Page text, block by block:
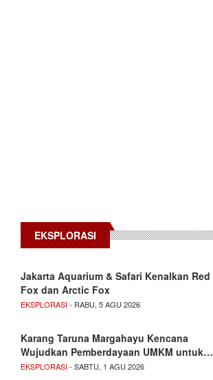
EKSPLORASI
Jakarta Aquarium & Safari Kenalkan Red
Fox dan Arctic Fox
EKSPLORASI- RABU, 5 AGU 2026
Karang Taruna Margahayu Kencana
Wujudkan Pemberdayaan UMKM untuk…
EKSPLORASI- SABTU, 1 AGU 2026